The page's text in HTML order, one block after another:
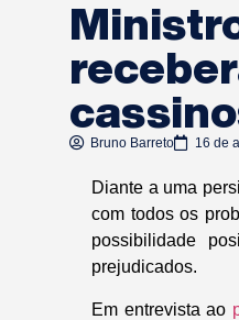
Bruno Barreto 16 de
Diante a uma
com todos os
possibilidade
prejudicados.
Em entrevista ao